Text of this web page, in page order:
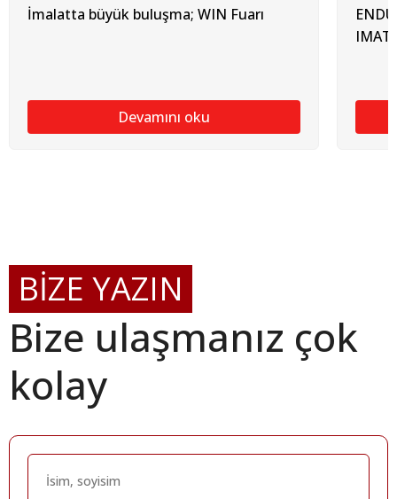
İmalatta büyük buluşma; WIN Fuarı
Devamını oku
BİZE YAZIN
Bize ulaşmanız çok
kolay